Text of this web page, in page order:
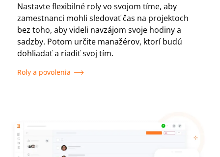
Nastavte flexibilné roly vo svojom tíme, aby
zamestnanci mohli sledovať čas na projektoch
bez toho, aby videli navzájom svoje hodiny a
sadzby. Potom určite manažérov, ktorí budú
dohliadať a riadiť svoj tím.
Roly a povolenia